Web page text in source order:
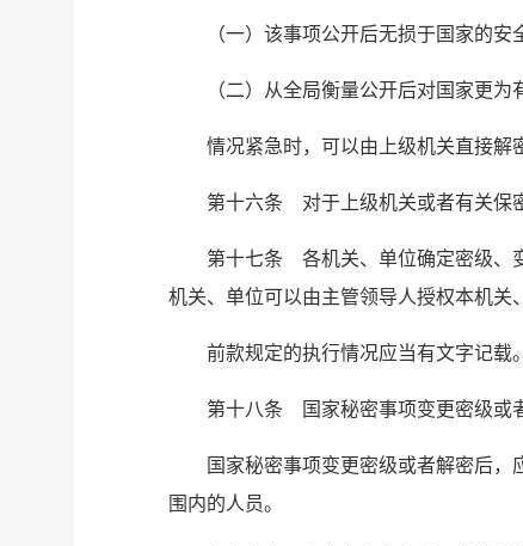
（一）该事项公开后无损于国家的安
（二）从全局衡量公开后对国家更为
情况紧急时，可以由上级机关直接解
第十六条 对于上级机关或者有关保
第十七条 各机关、单位确定密级、
机关、单位可以由主管领导人授权本机关
前款规定的执行情况应当有文字记载。
第十八条 国家秘密事项变更密级或
国家秘密事项变更密级或者解密后
围内的人员。